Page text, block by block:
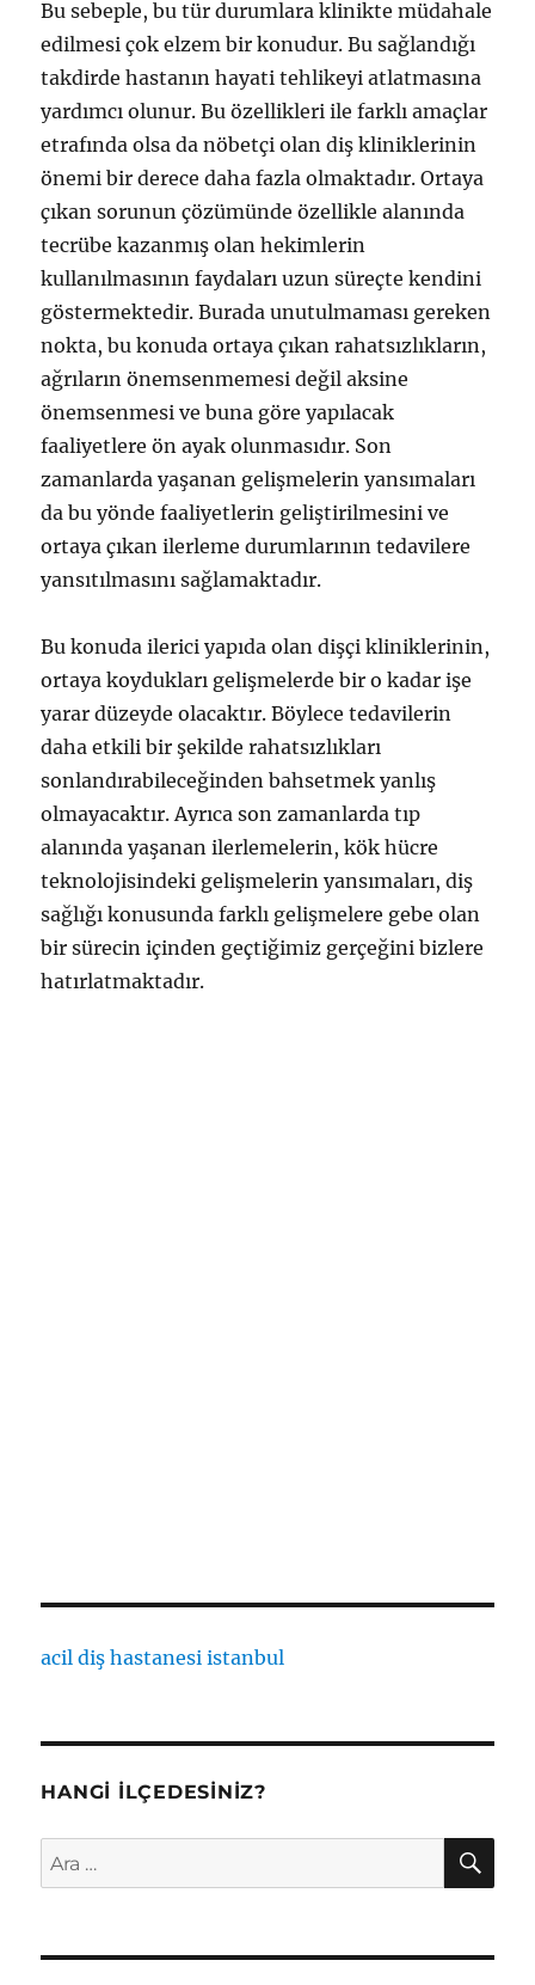
Bu sebeple, bu tür durumlara klinikte müdahale
edilmesi çok elzem bir konudur. Bu sağlandığı
takdirde hastanın hayati tehlikeyi atlatmasına
yardımcı olunur. Bu özellikleri ile farklı amaçlar
etrafında olsa da nöbetçi olan diş kliniklerinin
önemi bir derece daha fazla olmaktadır. Ortaya
çıkan sorunun çözümünde özellikle alanında
tecrübe kazanmış olan hekimlerin
kullanılmasının faydaları uzun süreçte kendini
göstermektedir. Burada unutulmaması gereken
nokta, bu konuda ortaya çıkan rahatsızlıkların,
ağrıların önemsenmemesi değil aksine
önemsenmesi ve buna göre yapılacak
faaliyetlere ön ayak olunmasıdır. Son
zamanlarda yaşanan gelişmelerin yansımaları
da bu yönde faaliyetlerin geliştirilmesini ve
ortaya çıkan ilerleme durumlarının tedavilere
yansıtılmasını sağlamaktadır.
Bu konuda ilerici yapıda olan dişçi kliniklerinin,
ortaya koydukları gelişmelerde bir o kadar işe
yarar düzeyde olacaktır. Böylece tedavilerin
daha etkili bir şekilde rahatsızlıkları
sonlandırabileceğinden bahsetmek yanlış
olmayacaktır. Ayrıca son zamanlarda tıp
alanında yaşanan ilerlemelerin, kök hücre
teknolojisindeki gelişmelerin yansımaları, diş
sağlığı konusunda farklı gelişmelere gebe olan
bir sürecin içinden geçtiğimiz gerçeğini bizlere
hatırlatmaktadır.
acil diş hastanesi istanbul
HANGI İLÇEDESINIZ?
Ara: